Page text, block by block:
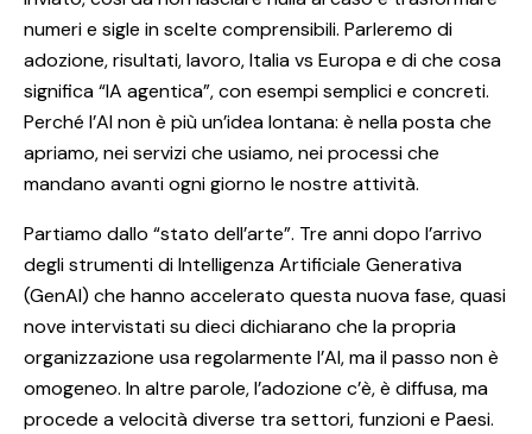
numeri e sigle in scelte comprensibili. Parleremo di
adozione, risultati, lavoro, Italia vs Europa e di che cosa
significa “IA agentica”, con esempi semplici e concreti.
Perché l’AI non è più un’idea lontana: è nella posta che
apriamo, nei servizi che usiamo, nei processi che
mandano avanti ogni giorno le nostre attività.
Partiamo dallo “stato dell’arte”. Tre anni dopo l’arrivo
degli strumenti di Intelligenza Artificiale Generativa
(GenAI) che hanno accelerato questa nuova fase, quasi
nove intervistati su dieci dichiarano che la propria
organizzazione usa regolarmente l’AI, ma il passo non è
omogeneo. In altre parole, l’adozione c’è, è diffusa, ma
procede a velocità diverse tra settori, funzioni e Paesi.